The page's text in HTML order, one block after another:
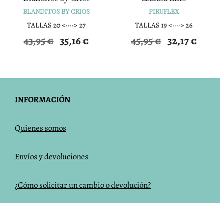
BLANDITOS BY CRIOS
TALLAS 20 <····> 27
43,95€
El
35,16€
PIRUFLEX
TALLAS 19 <····> 26
45,95€
El
32,17€El
INFORMACIÓN
Quienes somos
Envíos y devoluciones
¿Cómo solicitar un cambio o devolución?